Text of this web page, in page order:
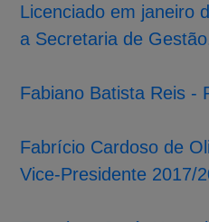
Licenciado em janeiro
a Secretaria de
Fabiano Batista Reis -
Fabrício Cardoso de
Vice-Presidente 2017/